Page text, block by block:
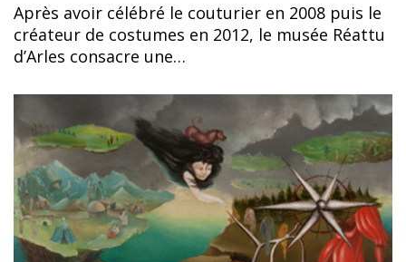
Après avoir célébré le couturier en 2008 puis le
créateur de costumes en 2012, le musée Réattu
d’Arles consacre une…